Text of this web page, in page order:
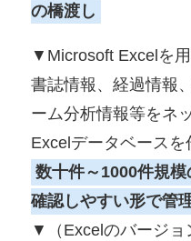
の橋渡し
▼Microsoft Excelを
書誌情報、経過情報
ーム分析情報等をネ
Excelデータベース
数十件～1000件規
確認しやすい形で管
▼（Excelのバージョ